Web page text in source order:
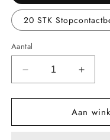
20 STK
Aantal
Aantal
verlagen
voor
Anti-
Aantal
voor
Baby
Anti-
Aan